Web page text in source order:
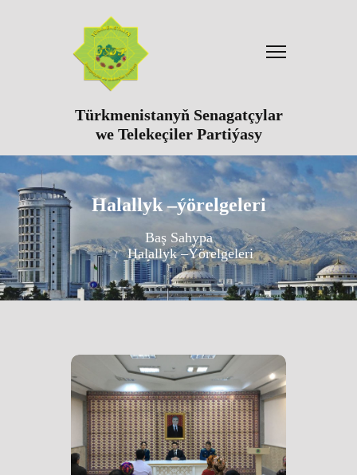
Türkmenistanyň Senagatçylar
we Telekeçiler Partiýasy
Halallyk –ýörelgeleri
Baş Sahypa
Halallyk –ýörelgeleri